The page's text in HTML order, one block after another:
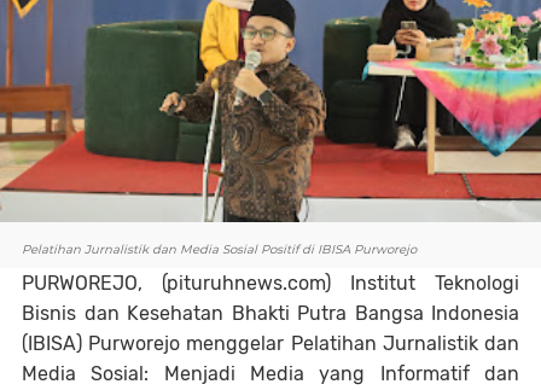
Pelatihan Jurnalistik dan Media Sosial Positif di IBISA Purworejo
PURWOREJO, (pituruhnews.com) Institut Teknologi
Bisnis dan Kesehatan Bhakti Putra Bangsa Indonesia
(IBISA) Purworejo menggelar Pelatihan Jurnalistik dan
Media Sosial: Menjadi Media yang Informatif dan